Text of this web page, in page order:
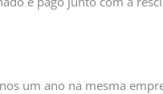
um ano na mesma